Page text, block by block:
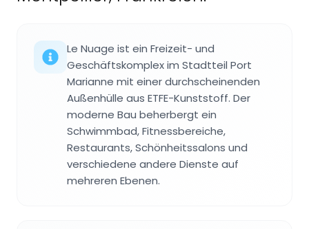
Le Nuage ist ein Freizeit- und
Geschäftskomplex im Stadtteil Port
Marianne mit einer durchscheinenden
Außenhülle aus ETFE-Kunststoff. Der
moderne Bau beherbergt ein
Schwimmbad, Fitnessbereiche,
Restaurants, Schönheitssalons und
verschiedene andere Dienste auf
mehreren Ebenen.